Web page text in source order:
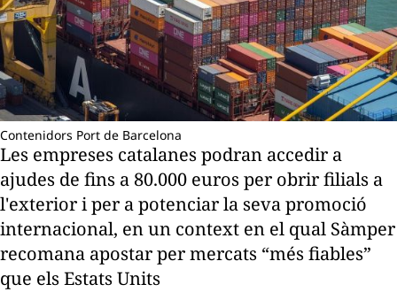
Contenidors Port de Barcelona
Les empreses catalanes podran accedir a
ajudes de fins a 80.000 euros per obrir filials a
l'exterior i per a potenciar la seva promoció
internacional, en un context en el qual Sàmper
recomana apostar per mercats “més fiables”
que els Estats Units